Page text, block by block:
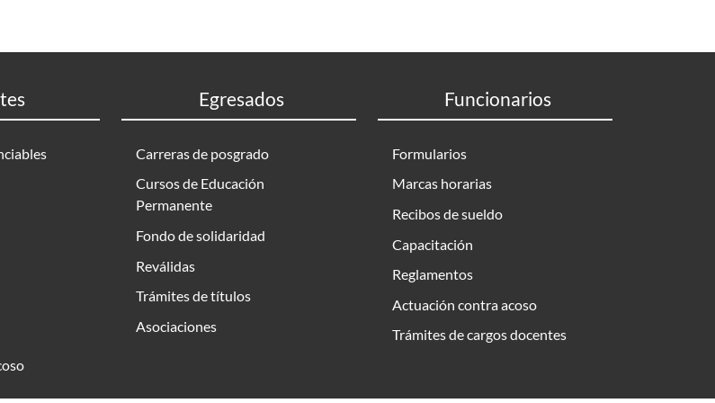
Egresados
Carreras de posgrado
Cursos de Educación
Permanente
Fondo de solidaridad
Reválidas
Trámites de títulos
Asociaciones
Funcionarios
Formularios
Marcas horarias
Recibos de sueldo
Capacitación
Reglamentos
Actuación contra acoso
Trámites de cargos docentes